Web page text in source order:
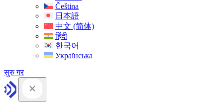
Čeština
日本語
中文 (简体)
हिंदी
한국어
Українська
सुरु गर